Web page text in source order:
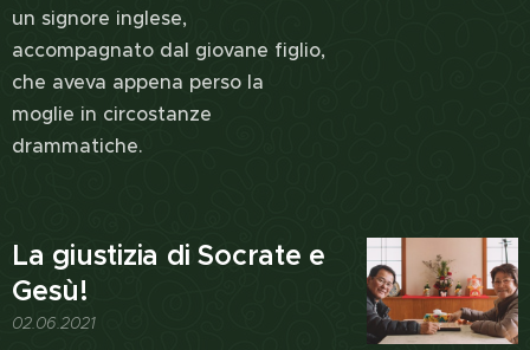
un signore inglese,
accompagnato dal giovane figlio,
che aveva appena perso la
moglie in circostanze
drammatiche.
La giustizia di Socrate e
Gesù!
02.06.2021